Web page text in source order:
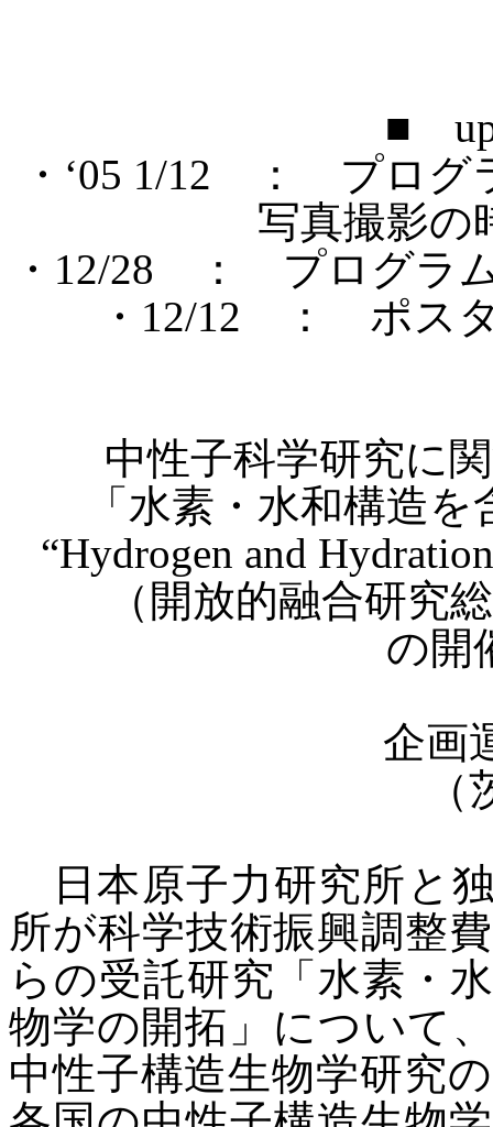
■
・‘05 1/12 ： プログ
写真撮影の
・ 12/28 ： プログラム
・ 12/12 ： ポスタ
中性子科学研究に
「水素・水和構造
“Hydrogen and
（開放的融合研究
の開
企画
日本原子力研究所と
所が科学技術振興調整
らの受託研究「水素・
物学の開拓」 について
中性子構造生物学研究